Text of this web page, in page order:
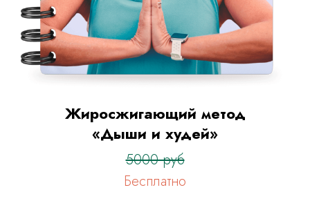
Жиросжигающий метод
«Дыши и худей»
5000 руб
Бесплатно